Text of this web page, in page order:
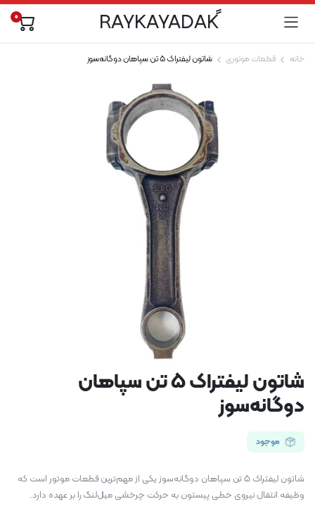
ًRAYKAYADAK 0
خانه قطعات موتوری شاتون لیفتراک 5 تن سپاهان دوگانه‌سوز
شاتون لیفتراک 5 تن سپاهان
دوگانه‌سوز
موجود
شاتون لیفتراک 5 تن سپاهان دوگانه‌سوز یکی از مهم‌ترین قطعات موتور است که
وظیفه انتقال نیروی خطی پیستون به حرکت چرخشی میل‌لنگ را بر عهده دارد.